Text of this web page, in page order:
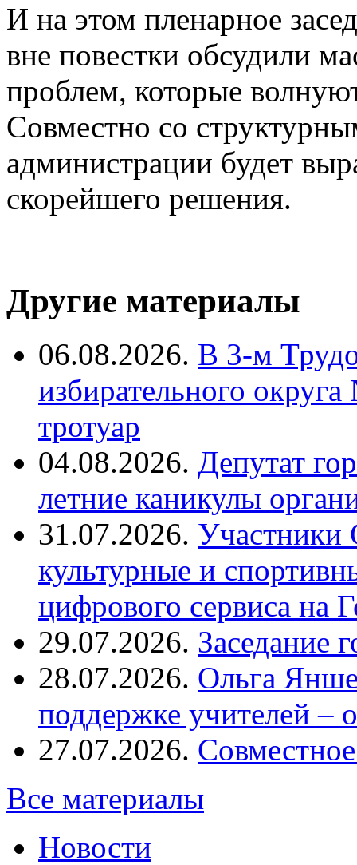
И на этом пленарное
вне повестки обсудили
проблем, которые
Совместно со
администрации будет
скорейшего решения.
Другие материалы
06.08.2026. В 3-м
избирательного
тротуар
04.08.2026. Депутат
летние каникулы
31.07.2026.
культурные и
цифрового сервиса на
29.07.2026. Заседание
28.07.2026. Ольга
поддержке учителей –
27.07.2026.
Все материалы
Новости